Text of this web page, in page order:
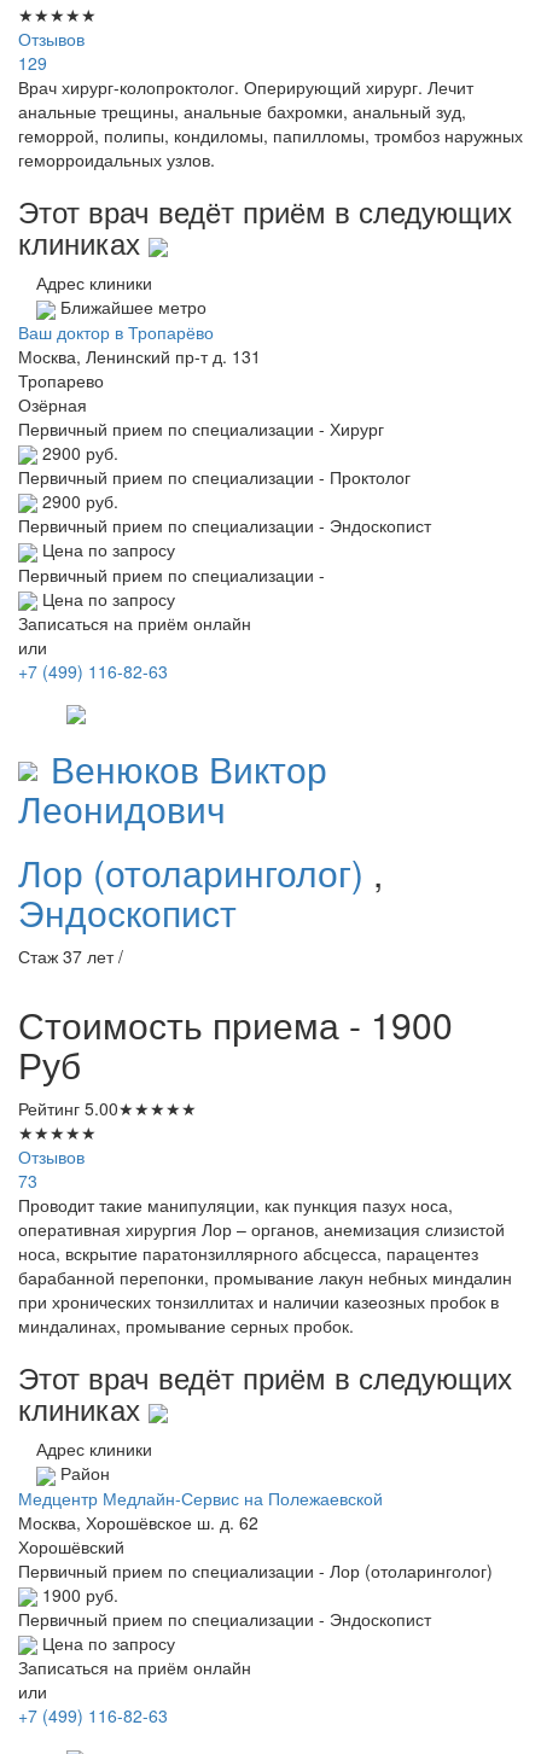
★★★★★
Отзывов
129
Врач хирург-колопроктолог. Оперирующий хирург. Лечит
анальные трещины, анальные бахромки, анальный зуд,
геморрой, полипы, кондиломы, папилломы, тромбоз наружных
геморроидальных узлов.
Этот врач ведёт приём в следующих
клиниках
Адрес клиники
Ближайшее метро
Ваш доктор в Тропарёво
Москва, Ленинский пр-т д. 131
Тропарево
Озёрная
Первичный прием по специализации - Хирург
2900 руб.
Первичный прием по специализации - Проктолог
2900 руб.
Первичный прием по специализации - Эндоскопист
Цена по запросу
Первичный прием по специализации -
Цена по запросу
Записаться на приём онлайн
или
+7 (499) 116-82-63
Венюков Виктор
Леонидович
Лор (отоларинголог) ,
Эндоскопист
Стаж 37 лет /
Стоимость приема - 1900
Руб
Рейтинг 5.00★★★★★
★★★★★
Отзывов
73
Проводит такие манипуляции, как пункция пазух носа,
оперативная хирургия Лор – органов, анемизация слизистой
носа, вскрытие паратонзиллярного абсцесса, парацентез
барабанной перепонки, промывание лакун небных миндалин
при хронических тонзиллитах и наличии казеозных пробок в
миндалинах, промывание серных пробок.
Этот врач ведёт приём в следующих
клиниках
Адрес клиники
Район
Медцентр Медлайн-Сервис на Полежаевской
Москва, Хорошёвское ш. д. 62
Хорошёвский
Первичный прием по специализации - Лор (отоларинголог)
1900 руб.
Первичный прием по специализации - Эндоскопист
Цена по запросу
Записаться на приём онлайн
или
+7 (499) 116-82-63